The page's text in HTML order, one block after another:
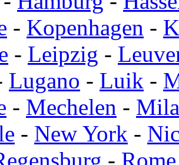
- Kopenhagen -
- Leipzig -
Lugano - Luik -
- Mechelen -
- New York -